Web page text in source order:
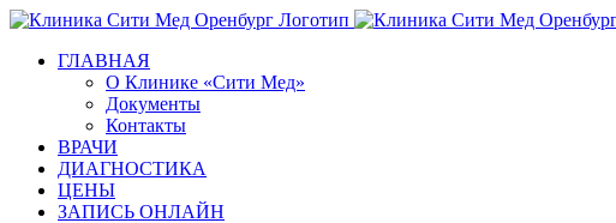
Skip
contentГЛАВНАЯ
О Клинике «Сити Мед»
Документы
Контакты
ВРАЧИ
ДИАГНОСТИКА
ЦЕНЫ
ЗАПИСЬ ОНЛАЙН